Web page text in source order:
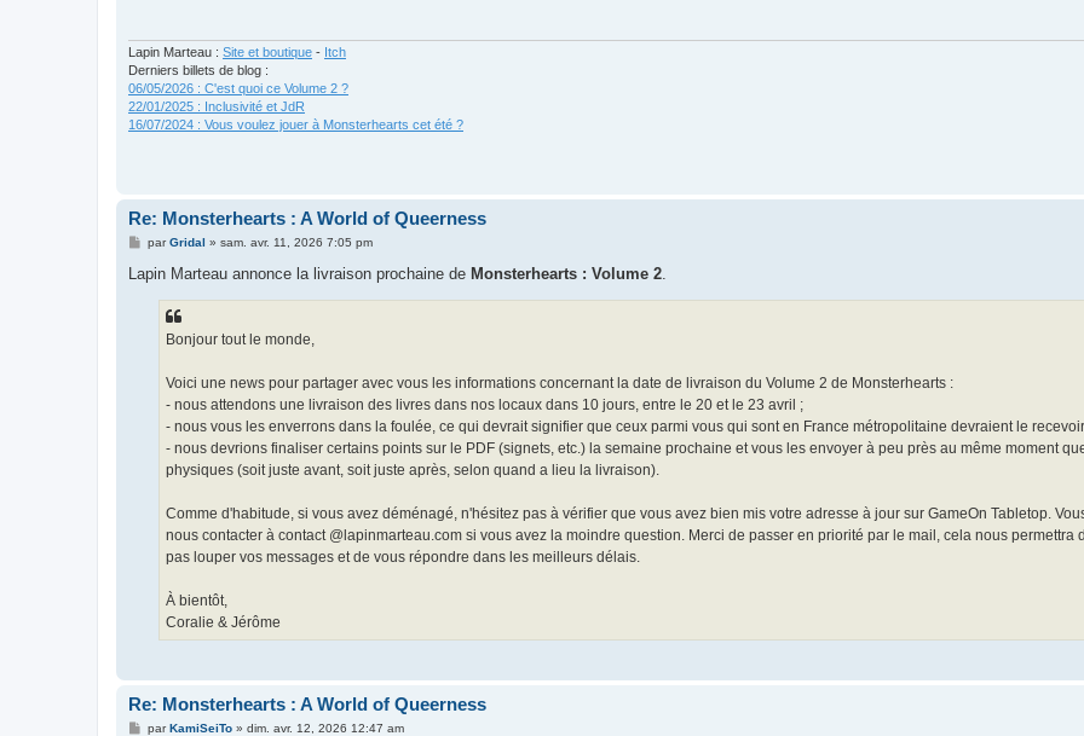
Lapin Marteau : Site et boutique - Itch
Derniers billets de blog :
06/05/2026 : C'est quoi ce Volume 2 ?
22/01/2025 : Inclusivité et JdR
16/07/2024 : Vous voulez jouer à Monsterhearts cet été ?
Re: Monsterhearts : A World of Queerness
M
s
s
parGridal » sam. avr. 11, 2026 7:05 pm
Lapin Marteau annonce la livraison prochaine de Monsterhearts : Volume 2
Bonjour tout le monde,
Voici une news pour partager avec vous les informations concernant la date de livraison du Volume 2 de Monsterhearts :
- nous attendons une livraison des livres dans nos locaux dans 10 jours, entre le 20 et le 23 avril ;
- nous vous les enverrons dans la foulée, ce qui devrait signifier que ceux parmi vous qui sont en France métropolitaine devraient le
- nous devrions finaliser certains points sur le PDF (signets, etc.) la semaine prochaine et vous les envoyer à peu près au même moment
physiques (soit juste avant, soit juste après, selon quand a lieu la livraison).
Comme d'habitude, si vous avez déménagé, n'hésitez pas à vérifier que vous avez bien mis votre adresse à jour sur GameOn Tabletop.
nous contacter à contact @lapinmarteau.com si vous avez la moindre question. Merci de passer en priorité par le mail, cela nous permettra
pas louper vos messages et de vous répondre dans les meilleurs délais.
À bientôt,
Coralie & Jérôme
Re: Monsterhearts : A World of Queerness
MparKamiSeiTo» dim. avr. 12, 2026 12:47 am